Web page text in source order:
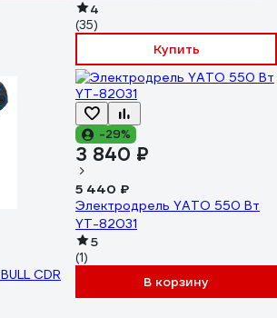
4
(35)
Купить
CDR
-29%
3 840 ₽
5 440 ₽
Электродрель YATO 550 Вт
YT-82031
5
(1)
В корзину